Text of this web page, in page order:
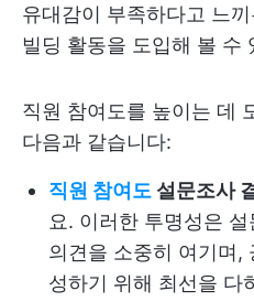
유대감이 부족하다고 느
빌딩 활동을 도입해 볼 수
직원 참여도를 높이는 데
다음과 같습니다:
직원 참여도설문조사
요. 이러한 투명성은
의견을 소중히 여기며,
성하기 위해 최선을 다